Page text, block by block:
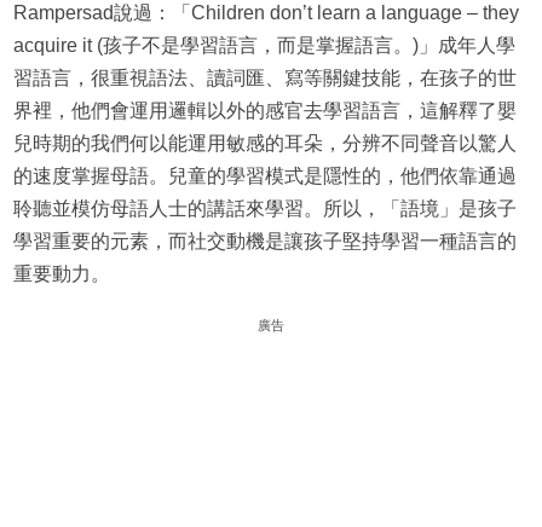
Rampersad說過：「Children don’t learn a language – they
acquire it (孩子不是學習語言，而是掌握語言。)」成年人學
習語言，很重視語法、讀詞匯、寫等關鍵技能，在孩子的世
界裡，他們會運用邏輯以外的感官去學習語言，這解釋了嬰
兒時期的我們何以能運用敏感的耳朵，分辨不同聲音以驚人
的速度掌握母語。兒童的學習模式是隱性的，他們依靠通過
聆聽並模仿母語人士的講話來學習。所以，「語境」是孩子
學習重要的元素，而社交動機是讓孩子堅持學習一種語言的
重要動力。
廣告